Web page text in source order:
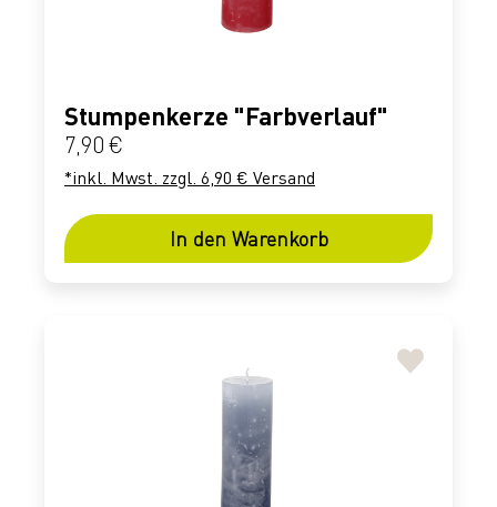
Stumpenkerze "Farbverlauf"
Regulärer Preis:
7,90 €
*inkl. Mwst. zzgl. 6,90 € Versand
In den Warenkorb